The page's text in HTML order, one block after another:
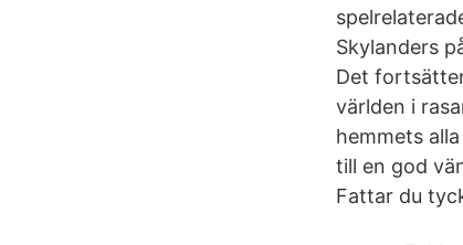
Skylanders
Det
världen i
hemmets
till en god
Fattar du